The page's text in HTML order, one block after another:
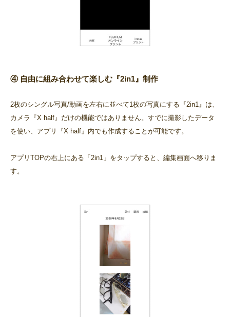
④ 自由に組み合わせて楽しむ『2in1』制作
2枚のシングル写真/動画を左右に並べて1枚の写真にする『2in1』は、
カメラ『X half』だけの機能ではありません。すでに撮影したデータ
を使い、アプリ『X half』内でも作成することが可能です。
アプリTOPの右上にある「2in1」をタップすると、編集画面へ移りま
す。